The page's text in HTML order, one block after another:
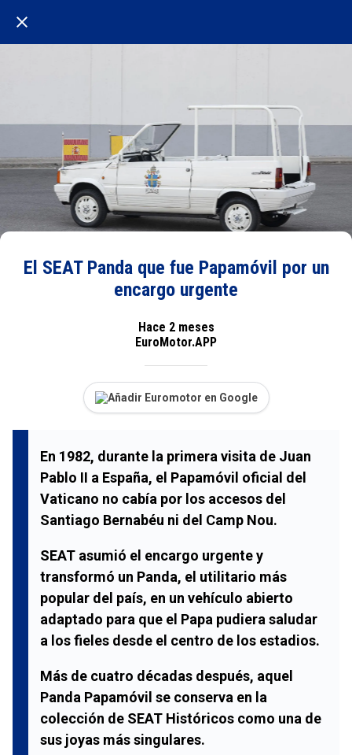
El SEAT Panda que fue Papamóvil por un
encargo urgente
Hace 2 meses
EuroMotor.APP
Añadir Euromotor en Google
En 1982, durante la primera visita de Juan
Pablo II a España, el Papamóvil oficial del
Vaticano no cabía por los accesos del
Santiago Bernabéu ni del Camp Nou.
SEAT asumió el encargo urgente y
transformó un Panda, el utilitario más
popular del país, en un vehículo abierto
adaptado para que el Papa pudiera saludar
a los fieles desde el centro de los estadios.
Más de cuatro décadas después, aquel
Panda Papamóvil se conserva en la
colección de SEAT Históricos como una de
sus joyas más singulares.